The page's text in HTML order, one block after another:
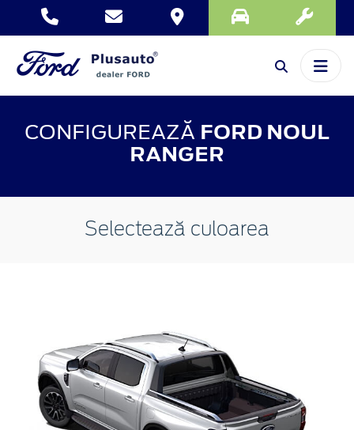
CONFIGUREAZĂ FORD NOUL
RANGER
Selectează culoarea